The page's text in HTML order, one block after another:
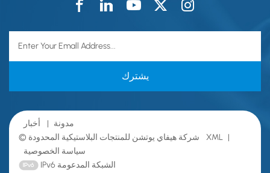
مدونة |
أخبار
XML |
سياسة الخصوصية
IPv6 الشبكة المدعومة